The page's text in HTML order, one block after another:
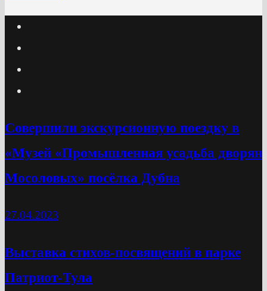
Cовершили экскурсионную поездку в
«Музей «Промышленная усадьба дворян
Мосоловых» посёлка Дубна
27.04.2023
Выставка стихов-посвящений в парке
Патриот-Тула